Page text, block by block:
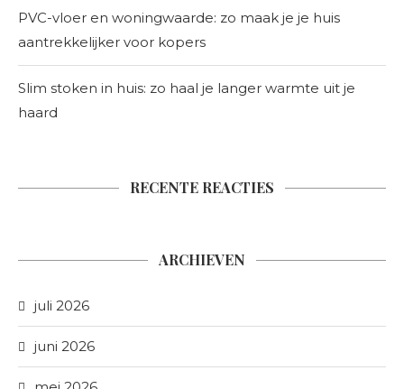
PVC-vloer en woningwaarde: zo maak je je huis
aantrekkelijker voor kopers
Slim stoken in huis: zo haal je langer warmte uit je
haard
RECENTE REACTIES
ARCHIEVEN
juli 2026
juni 2026